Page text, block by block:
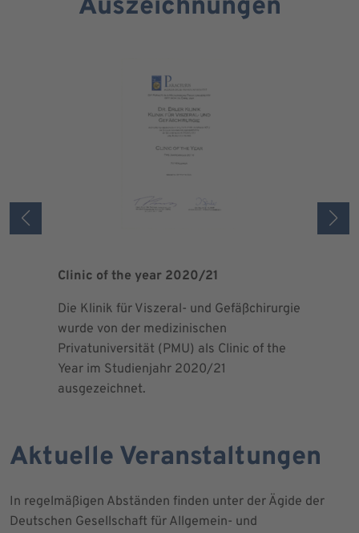
Auszeichnungen
Clinic of the year 2020/21
Die Klinik für Viszeral- und Gefäßchirurgie
wurde von der medizinischen
Privatuniversität (PMU) als Clinic of the
Year im Studienjahr 2020/21
ausgezeichnet.
Aktuelle Veranstaltungen
In regelmäßigen Abständen finden unter der Ägide der
Deutschen Gesellschaft für Allgemein- und